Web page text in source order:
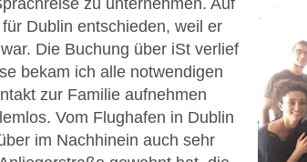
Dublin entschieden, weil er
Die Buchung über iSt verlief
bekam ich alle notwendigen
zur Familie aufnehmen
Vom Flughafen in Dublin
im Nachhinein auch sehr